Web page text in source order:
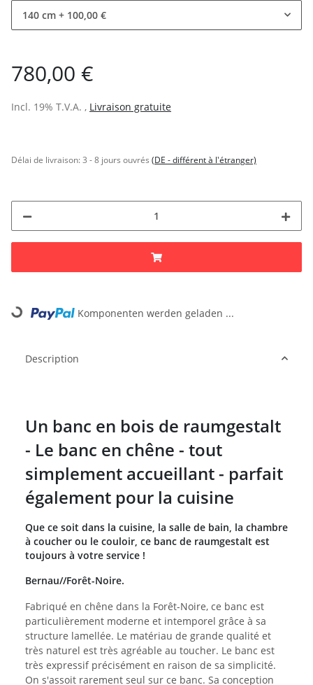
140 cm + 100,00 €
780,00 €
Incl. 19% T.V.A. , Livraison gratuite
Délai de livraison:3 - 8 jours ouvrés (DE - différent à l'étranger)
Loading... Komponenten werden geladen ...
Description
Un banc en bois de raumgestalt
- Le banc en chêne - tout
simplement accueillant - parfait
également pour la cuisine
Que ce soit dans la cuisine, la salle de bain, la chambre
à coucher ou le couloir, ce banc de raumgestalt est
toujours à votre service !
Bernau//Forêt-Noire.
Fabriqué en chêne dans la Forêt-Noire, ce banc est
particulièrement moderne et intemporel grâce à sa
structure lamellée. Le matériau de grande qualité et
très naturel est très agréable au toucher. Le banc est
très expressif précisément en raison de sa simplicité.
On s'assoit rarement seul sur ce banc. Sa conception